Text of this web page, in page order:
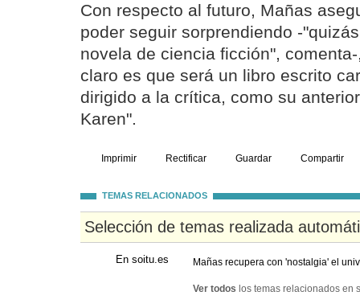
Con respecto al futuro, Mañas
poder seguir sorprendiendo -
novela de ciencia ficción",
claro es que será un libro escrito
dirigido a la crítica, como su
Karen".
Imprimir Rectificar Guardar Compartir
TEMAS RELACIONADOS
Selección de temas realizada
En soitu.es Mañas recupera con 'nostalgia' el
Ver todos los temas relacionados en